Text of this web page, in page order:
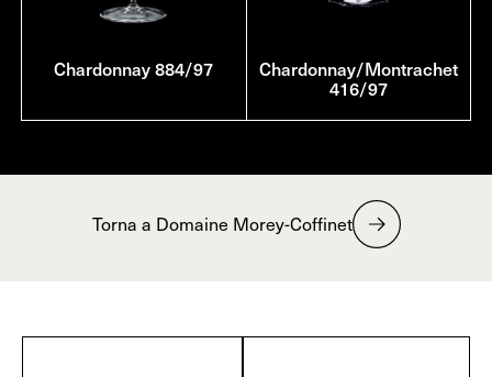
Chardonnay 884/97 Chardonnay/Montrachet
416/97
Torna a Domaine Morey-Coffinet